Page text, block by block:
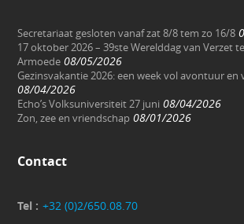
Secretariaat gesloten vanaf zat 8/8 tem zo 16/8
17 oktober 2026 – 39ste Werelddag van Verzet
Armoede 08/05/2026
Gezinsvakantie 2026: een week vol avontuur
08/04/2026
Echo’s Volksuniversiteit 27 juni 08/04/2026
Zon, zee en vriendschap 08/01/2026
Contact
Tel : +32 (0)2/650.08.70